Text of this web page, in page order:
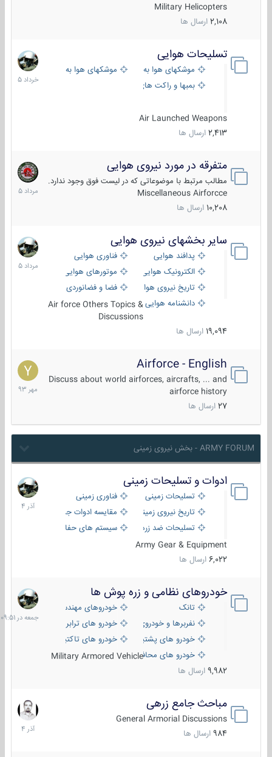
Military Helicopters
2,108 ارسال ها
تسلیحات هوایی
موشکهای هوا به هوا
موشکهای هوا به سطح
بمبها و راکت های هوایی
Air Launched Weapons
2,413 ارسال ها
30
خرداد
1405
متفرقه در مورد نیروی هوایی
مطالب مرتبط با موضوعاتی که در لیست فوق وجود ندارد.
Miscellaneous Airforcce
10,208 ارسال ها
7
مرداد
1405
سایر بخشهای نیروی هوایی
پدافند هوایی
فناوری هوایی
الکترونیک هوایی
موتورهای هوایی
تاریخ نیروی هوایی
فضا و فضانوردی
دانشنامه هواییAir force Others Topics &
Discussions
19,094 ارسال ها
2
مرداد
1405
Airforce - English
Discuss about world airforces, aircrafts, ... and
airforce history
27 ارسال ها
15
مهر
1393
ARMY FORUM - بخش نیروی زمینی
ادوات و تسلیحات زمینی
تسلیحات زمینی
فناوری زمینی
تاریخ نیروی زمینی
مقایسه ادوات جنگی
تسلیحات ضد زره
سیستم های حفاظت فعال
Army Gear & Equipment
6,022 ارسال ها
21
آذر
1404
خودروهای نظامی و زره پوش ها
تانک
خودروهای مهندسی
نفربرها و خودروی های رزمی پیاده نظام
خودرو های ترابری نظامی
خودرو های پشتیبانی آتش ، شناسایی و ضد تانک
خودرو های تاکتیکی نظامی
خودرو های محافظت شدهMilitary Armored Vehicle
9,982 ارسال ها
جمعه
در
09:51
مباحث جامع زرهی
General Armorial Discussions
984 ارسال ها
7
آذر
1404